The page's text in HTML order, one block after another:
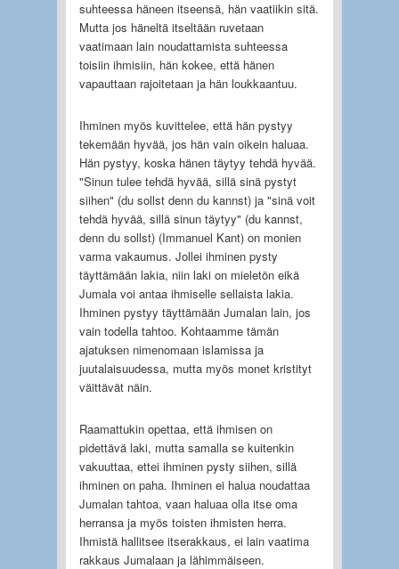
suhteessa häneen itseensä, hän vaatiikin sitä.
Mutta jos häneltä itseltään ruvetaan
vaatimaan lain noudattamista suhteessa
toisiin ihmisiin, hän kokee, että hänen
vapauttaan rajoitetaan ja hän loukkaantuu.
Ihminen myös kuvittelee, että hän pystyy
tekemään hyvää, jos hän vain oikein haluaa.
Hän pystyy, koska hänen täytyy tehdä hyvää.
"Sinun tulee tehdä hyvää, sillä sinä pystyt
siihen" (du sollst denn du kannst) ja "sinä voit
tehdä hyvää, sillä sinun täytyy" (du kannst,
denn du sollst) (Immanuel Kant) on monien
varma vakaumus. Jollei ihminen pysty
täyttämään lakia, niin laki on mieletön eikä
Jumala voi antaa ihmiselle sellaista lakia.
Ihminen pystyy täyttämään Jumalan lain, jos
vain todella tahtoo. Kohtaamme tämän
ajatuksen nimenomaan islamissa ja
juutalaisuudessa, mutta myös monet kristityt
väittävät näin.
Raamattukin opettaa, että ihmisen on
pidettävä laki, mutta samalla se kuitenkin
vakuuttaa, ettei ihminen pysty siihen, sillä
ihminen on paha. Ihminen ei halua noudattaa
Jumalan tahtoa, vaan haluaa olla itse oma
herransa ja myös toisten ihmisten herra.
Ihmistä hallitsee itserakkaus, ei lain vaatima
rakkaus Jumalaan ja lähimmäiseen.